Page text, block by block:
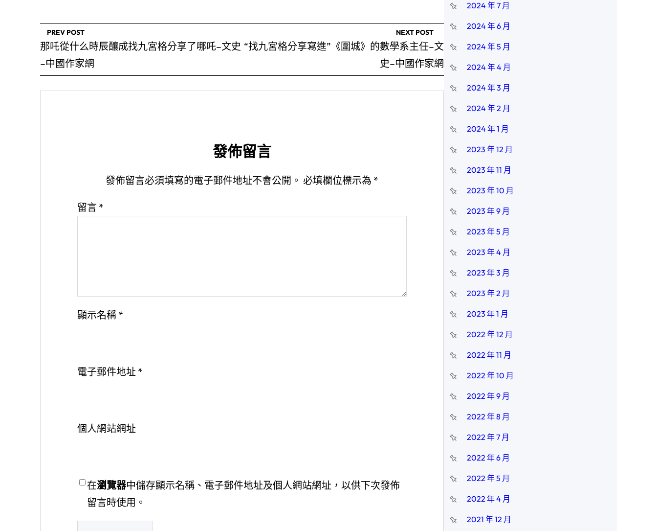
PREV POST
那吒從什么時辰釀成找九宮格分享了哪吒–文史
–中國作家網
NEXT POST
“找九宮格分享寫進”《圍城》的數學系主任–文
史–中國作家網
發佈留言
發佈留言必須填寫的電子郵件地址不會公開。 必填欄位標示為 *
留言 *
顯示名稱 *
電子郵件地址 *
個人網站網址
在瀏覽器中儲存顯示名稱、電子郵件地址及個人網站網址，以供下次發佈
留言時使用。
2024 年 7 月
2024 年 6 月
2024 年 5 月
2024 年 4 月
2024 年 3 月
2024 年 2 月
2024 年 1 月
2023 年 12 月
2023 年 11 月
2023 年 10 月
2023 年 9 月
2023 年 5 月
2023 年 4 月
2023 年 3 月
2023 年 2 月
2023 年 1 月
2022 年 12 月
2022 年 11 月
2022 年 10 月
2022 年 9 月
2022 年 8 月
2022 年 7 月
2022 年 6 月
2022 年 5 月
2022 年 4 月
2021 年 12 月